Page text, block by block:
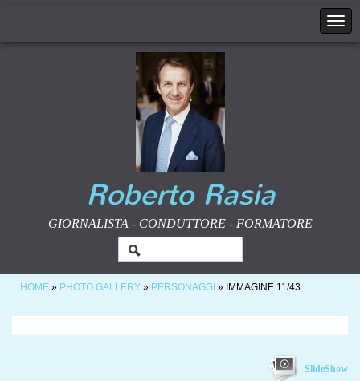
Roberto Rasia
GIORNALISTA - CONDUTTORE - FORMATORE
HOME » PHOTO GALLERY » PERSONAGGI » IMMAGINE 11/43
SlideShow